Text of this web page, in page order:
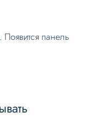
панель